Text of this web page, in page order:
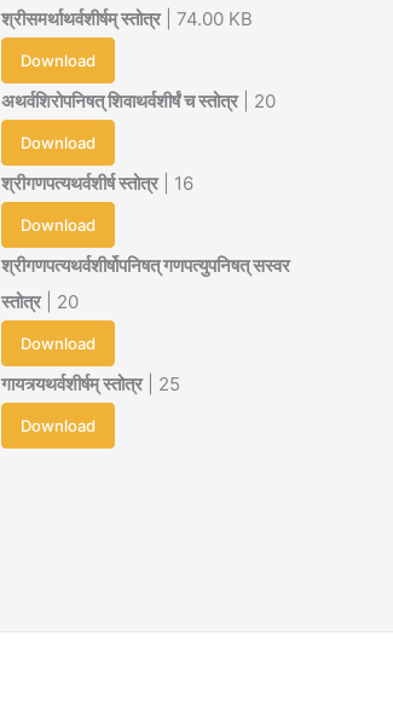
श्रीसमर्थाथर्वशीर्षम् स्तोत्र| 74.00 KB
Download
अथर्वशिरोपनिषत् शिवाथर्वशीर्षं च स्तोत्र| 20
Download
श्रीगणपत्यथर्वशीर्ष स्तोत्र| 16
Download
श्रीगणपत्यथर्वशीर्षोपनिषत् गणपत्युपनिषत् सस्वर
स्तोत्र| 20
Download
गायत्र्यथर्वशीर्षम् स्तोत्र| 25
Download